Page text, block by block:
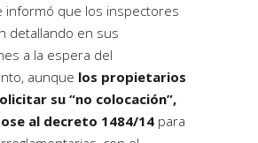
informó que los inspectores
detallando en sus
a la espera del
aunque los propietarios
su “no colocación”,
al decreto 1484/14 para